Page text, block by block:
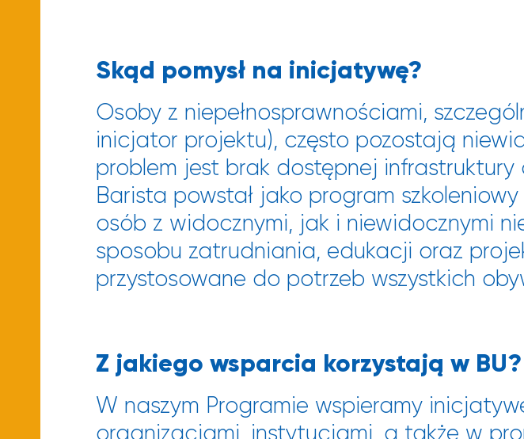
Skąd pomysł na inicjatywę?
Osoby z niepełnosprawnościami,
inicjator projektu), często pozostają
problem jest brak dostępnej
Barista powstał jako program
osób z widocznymi, jak i niewidocznymi
sposobu zatrudniania, edukacji oraz
przystosowane do potrzeb wszystkich
Z jakiego wsparcia korzystają w BU?
W naszym Programie wspieramy
organizacjami, instytucjami, a także w